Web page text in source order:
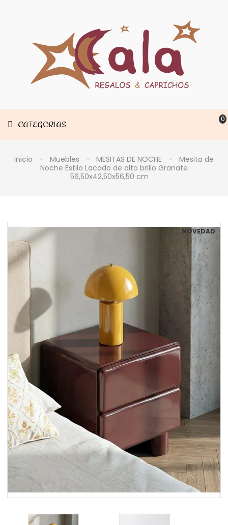
CATEGORIAS 0
Decoración
Estancias
Inicio Muebles MESITAS DE NOCHE
Mesita de
Noche Estilo Lacado de alto brillo Granate
56,50x42,50x56,50 cm
NOVEDAD